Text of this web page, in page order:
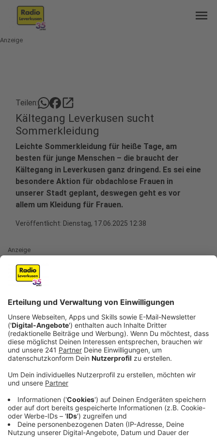
menu
Anzeige
Teilen: open_in_new
Kältegang Leverkusen sucht
Sommerkleidung
Leichte Sommerkleidung für heiße Tage, am
besten für junge Menschen – die braucht der
Kältegang in Leverkusen ganz dringend. Es sei eine
besondere Aktion für obdachlose Frauen in
unserer Stadt geplant, deswegen geht es vor
allem um Kleidung für Frauen.
Veröffentlicht: Dienstag, 17.06.2025 12:38
Anzeige
Auch Männersachen und Hygieneartikel
benötigt
Anzeige
Auch Männersachen sowie ungebrauchte
Hygieneartikel sind generell gern gesehen.
Seniorenkleidung hingegen könne man nicht
gebrauchen, heißt es. Der Kältegang hat eine Liste mit
Sachen zusammengestellt, die gesucht werden –
auch zu den Größen findet ihr Angaben. Bitte gebt aber
in jedem Fall nur intakte und gewaschene Kleidung ab.
Es gibt zwei Sammeltermine, am 05. Juli und am 02.